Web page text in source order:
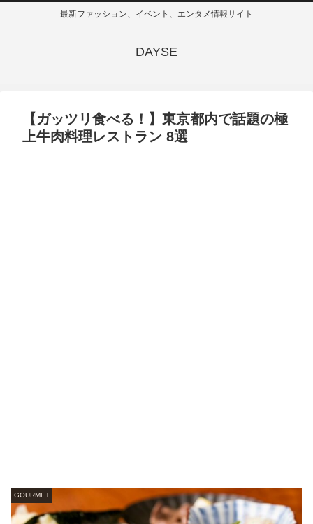
最新ファッション、イベント、エンタメ情報サイト
DAYSE
【ガッツリ食べる！】東京都内で話題の極
上牛肉料理レストラン 8選
GOURMET